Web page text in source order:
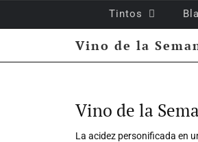
Tintos
Vino de la
más
Vino de la
La acidez personificada en